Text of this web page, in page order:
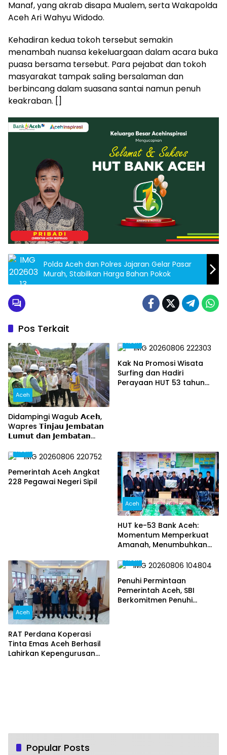
Manaf, yang akrab disapa Mualem, serta Wakapolda
Aceh Ari Wahyu Widodo.
Kehadiran kedua tokoh tersebut semakin
menambah nuansa kekeluargaan dalam acara buka
puasa bersama tersebut. Para pejabat dan tokoh
masyarakat tampak saling bersalaman dan
berbincang dalam suasana santai namun penuh
keakraban. []
Polda Aceh dan Polres Jajaran Gelar Pasar
Murah, Stabilkan Harga Bahan Pokok
Pos Terkait
Aceh
Didampingi Wagub 𝗔𝗰𝗲𝗵,
Wapres 𝗧𝗶𝗻𝗷𝗮𝘂 𝗝𝗲𝗺𝗯𝗮𝘁𝗮𝗻
𝗟𝘂𝗺𝘂𝘁 𝗱𝗮𝗻 𝗝𝗲𝗺𝗯𝗮𝘁𝗮𝗻
Aceh
Kak Na Promosi Wisata
Surfing dan Hadiri
Perayaan HUT 53 tahun
Aceh
Pemerintah Aceh Angkat
228 Pegawai Negeri Sipil
Aceh
HUT ke-53 Bank Aceh:
Momentum Memperkuat
Amanah, Menumbuhkan
Aceh
RAT Perdana Koperasi
Tinta Emas Aceh Berhasil
Lahirkan Kepengurusan
Aceh
Penuhi Permintaan
Pemerintah Aceh, SBI
Berkomitmen Penuhi
Popular Posts